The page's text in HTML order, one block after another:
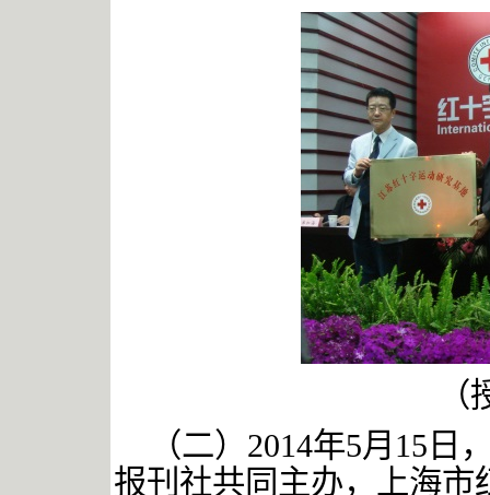
（二） 2014年5月15日
报刊社共同主办，上海